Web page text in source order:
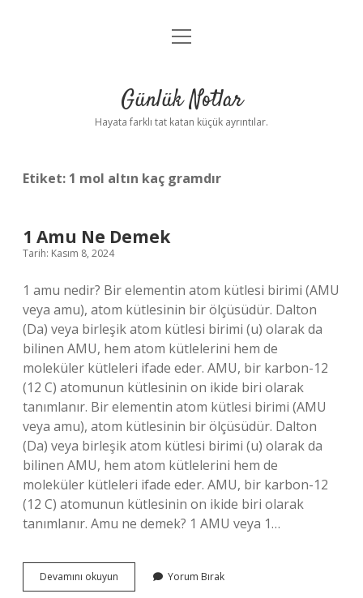
Anasayfa
Yasal Uyarı
menüyü
Günlük Notlar
Hayata farklı tat katan küçük ayrıntılar.
Etiket: 1 mol altın kaç gramdır
1 Amu Ne Demek
Tarih: Kasım 8, 2024
1 amu nedir? Bir elementin atom kütlesi birimi (AMU
veya amu), atom kütlesinin bir ölçüsüdür. Dalton
(Da) veya birleşik atom kütlesi birimi (u) olarak da
bilinen AMU, hem atom kütlelerini hem de
moleküler kütleleri ifade eder. AMU, bir karbon-12
(12 C) atomunun kütlesinin on ikide biri olarak
tanımlanır. Bir elementin atom kütlesi birimi (AMU
veya amu), atom kütlesinin bir ölçüsüdür. Dalton
(Da) veya birleşik atom kütlesi birimi (u) olarak da
bilinen AMU, hem atom kütlelerini hem de
moleküler kütleleri ifade eder. AMU, bir karbon-12
(12 C) atomunun kütlesinin on ikide biri olarak
tanımlanır. Amu ne demek? 1 AMU veya 1…
Devamını okuyun
Amu
Yorum Bırak